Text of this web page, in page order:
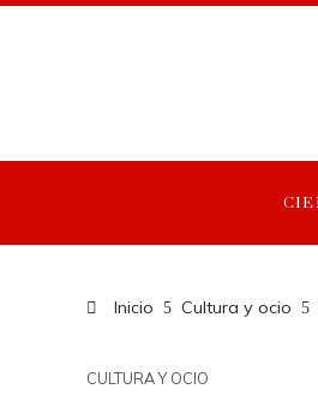
Inicio Cultura y ocio
CULTURA Y OCIO